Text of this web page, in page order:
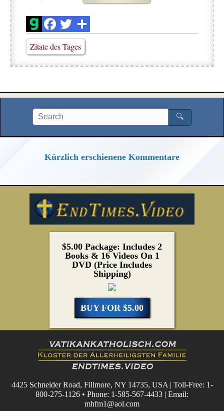
Zitate des Tages
🔍
Kürzlich erschienene Kommentare
$5.00 Package: Includes 2
Books & 16 Videos On 1
DVD (Price Includes
Shipping)
BUY FOR $5.00
4425 Schneider Road, Fillmore, NY 14735, USA | Toll-Free: 1-
800-275-1126 • Phone: 1-585-567-4433 | Email:
mhfm1@aol.com